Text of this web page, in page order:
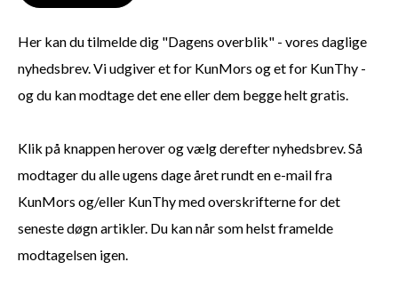
Her kan du tilmelde dig "Dagens overblik" - vores daglige
nyhedsbrev. Vi udgiver et for KunMors og et for KunThy -
og du kan modtage det ene eller dem begge helt gratis.
Klik på knappen herover og vælg derefter nyhedsbrev. Så
modtager du alle ugens dage året rundt en e-mail fra
KunMors og/eller KunThy med overskrifterne for det
seneste døgn artikler. Du kan når som helst framelde
modtagelsen igen.